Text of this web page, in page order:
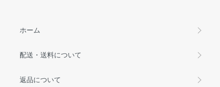
ホーム
配送・送料について
返品について